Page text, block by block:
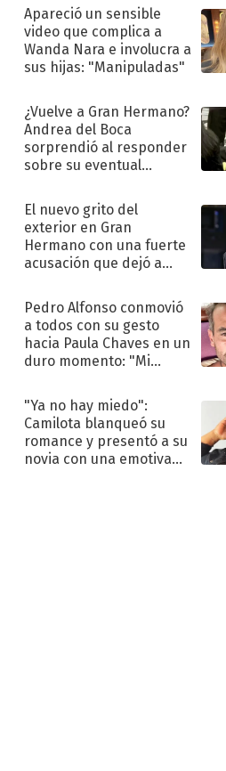
Apareció un sensible
video que complica a
Wanda Nara e involucra a
sus hijas: "Manipuladas"
¿Vuelve a Gran Hermano?
Andrea del Boca
sorprendió al responder
sobre su eventual
El nuevo grito del
exterior en Gran
Hermano con una fuerte
acusación que dejó a
"Traidora"
Pedro Alfonso conmovió
a todos con su gesto
hacia Paula Chaves en un
duro momento: "Mi
terapéutico"
"Ya no hay miedo":
Camilota blanqueó su
romance y presentó a su
novia con una emotiva